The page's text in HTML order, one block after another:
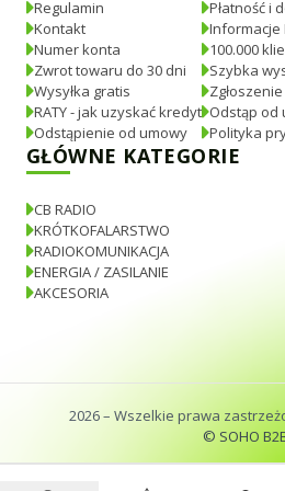
Regulamin
Kontakt
Numer konta
Zwrot towaru do 30 dni
Wysyłka gratis
RATY - jak uzyskać kredyt
Odstąpienie od umowy
Płatność i
Informacje
100.000
Szybka
Odstąp od
Polityka
GŁÓWNE KATEGORIE
CB RADIO
KRÓTKOFALARSTWO
RADIOKOMUNIKACJA
ENERGIA / ZASILANIE
AKCESORIA
2026– Wszelkie prawa
© SOHO